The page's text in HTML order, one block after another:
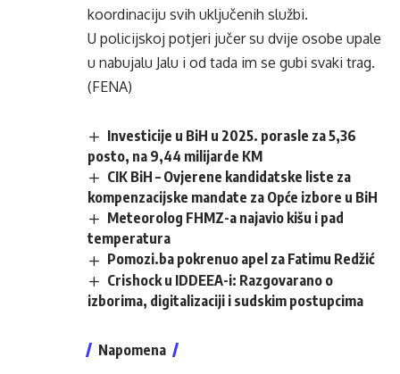
koordinaciju svih uključenih službi.
U policijskoj potjeri jučer su dvije osobe upale
u nabujalu Jalu i od tada im se gubi svaki trag.
(FENA)
Investicije u BiH u 2025. porasle za 5,36
posto, na 9,44 milijarde KM
CIK BiH – Ovjerene kandidatske liste za
kompenzacijske mandate za Opće izbore u BiH
Meteorolog FHMZ-a najavio kišu i pad
temperatura
Pomozi.ba pokrenuo apel za Fatimu Redžić
Crishock u IDDEEA-i: Razgovarano o
izborima, digitalizaciji i sudskim postupcima
Napomena